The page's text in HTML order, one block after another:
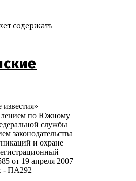
содержать
по Южному
службы
законодательства
и охране
от 19 апреля 2007
- ПА292